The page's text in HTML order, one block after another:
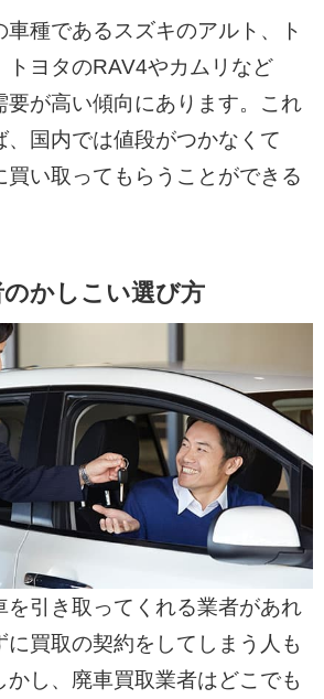
種であるスズキのアルト、ト
トヨタのRAV4やカムリなど
要が高い傾向にあります。これ
、国内では値段がつかなくて
買い取ってもらうことができる
かしこい選び方
を引き取ってくれる業者があれ
に買取の契約をしてしまう人も
かし、廃車買取業者はどこでも